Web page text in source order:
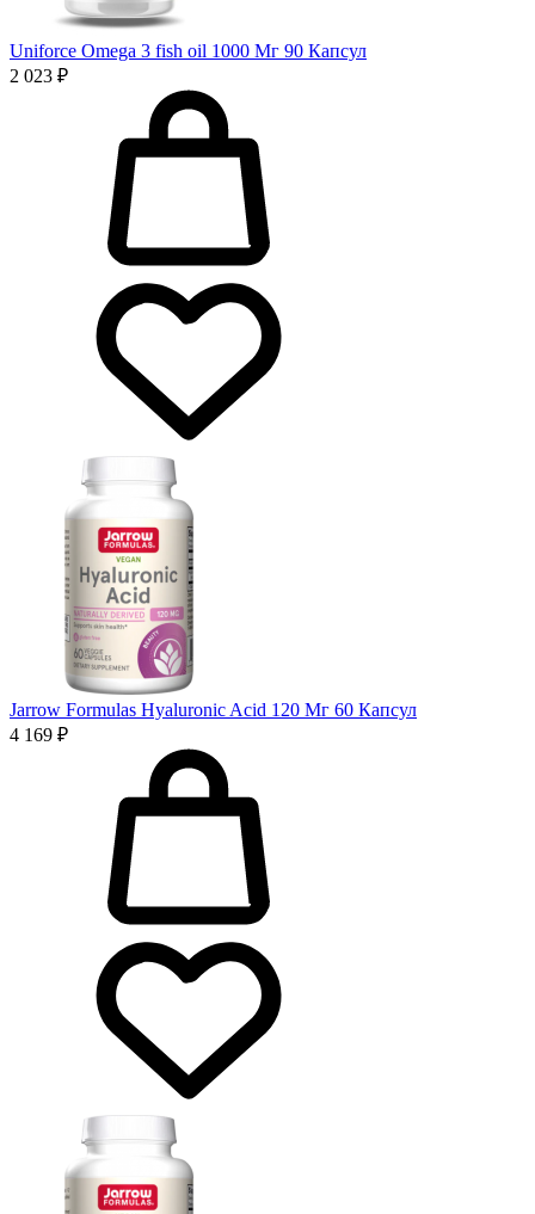
Uniforce Omega 3 fish oil 1000 Мг 90 Капсул
2 023 ₽
Jarrow Formulas Hyaluronic Acid 120 Мг 60 Капсул
4 169 ₽